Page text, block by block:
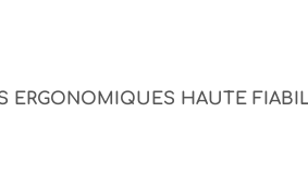
ERGONOMIQUES HAUTE